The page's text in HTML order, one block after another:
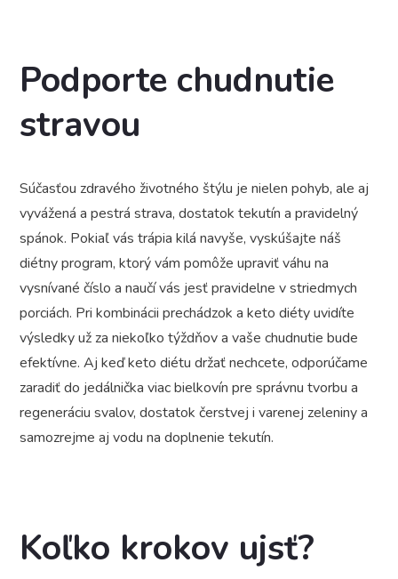
Podporte chudnutie
stravou
Súčasťou zdravého životného štýlu je nielen pohyb, ale aj
vyvážená a pestrá strava, dostatok tekutín a pravidelný
spánok. Pokiaľ vás trápia kilá navyše, vyskúšajte náš
diétny program, ktorý vám pomôže upraviť váhu na
vysnívané číslo a naučí vás jesť pravidelne v striedmych
porciách. Pri kombinácii prechádzok a keto diéty uvidíte
výsledky už za niekoľko týždňov a vaše chudnutie bude
efektívne. Aj keď keto diétu držať nechcete, odporúčame
zaradiť do jedálnička viac bielkovín pre správnu tvorbu a
regeneráciu svalov, dostatok čerstvej i varenej zeleniny a
samozrejme aj vodu na doplnenie tekutín.
Koľko krokov ujsť?